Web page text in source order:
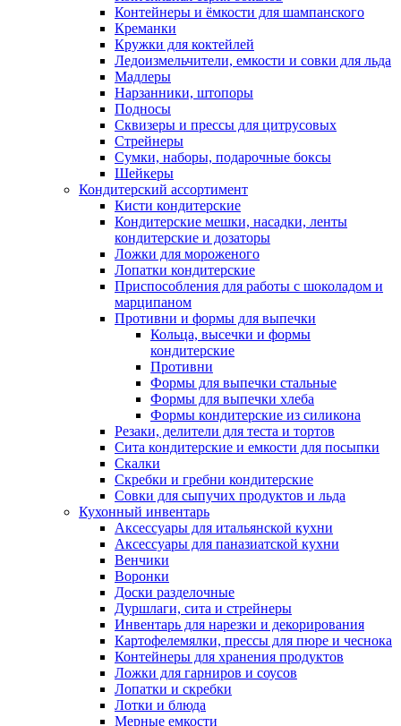
Контейнеры и ёмкости для шампанского
Креманки
Кружки для коктейлей
Ледоизмельчители, емкости и совки для льда
Мадлеры
Нарзанники, штопоры
Подносы
Сквизеры и прессы для цитрусовых
Стрейнеры
Сумки, наборы, подарочные боксы
Шейкеры
Кондитерский ассортимент
Кисти кондитерские
Кондитерские мешки, насадки, ленты
кондитерские и дозаторы
Ложки для мороженого
Лопатки кондитерские
Приспособления для работы с шоколадом и
марципаном
Противни и формы для выпечки
Кольца, высечки и формы
кондитерские
Противни
Формы для выпечки стальные
Формы для выпечки хлеба
Формы кондитерские из силикона
Резаки, делители для теста и тортов
Сита кондитерские и емкости для посыпки
Скалки
Скребки и гребни кондитерские
Совки для сыпучих продуктов и льда
Кухонный инвентарь
Аксессуары для итальянской кухни
Аксессуары для паназиатской кухни
Венчики
Воронки
Доски разделочные
Дуршлаги, сита и стрейнеры
Инвентарь для нарезки и декорирования
Картофелемялки, прессы для пюре и чеснока
Контейнеры для хранения продуктов
Ложки для гарниров и соусов
Лопатки и скребки
Лотки и блюда
Мерные емкости